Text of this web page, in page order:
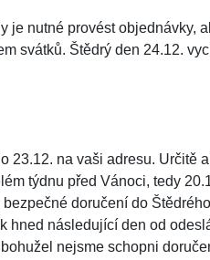
je nutné provést objednávky,
svátků. Štědrý den 24.12.
23.12. na vaši adresu. Určitě
týdnu před Vánoci, tedy
doručení do
hned následující den od
nejsme schopni